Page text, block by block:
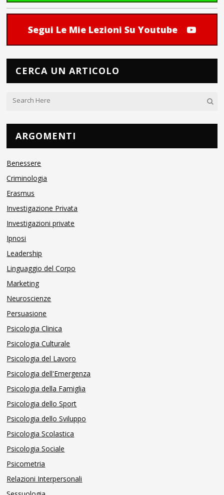
Segui Le Mie Lezioni Su Youtube
CERCA UN ARTICOLO
ARGOMENTI
Benessere
Criminologia
Erasmus
Investigazione Privata
Investigazioni private
Ipnosi
Leadership
Linguaggio del Corpo
Marketing
Neuroscienze
Persuasione
Psicologia Clinica
Psicologia Culturale
Psicologia del Lavoro
Psicologia dell'Emergenza
Psicologia della Famiglia
Psicologia dello Sport
Psicologia dello Sviluppo
Psicologia Scolastica
Psicologia Sociale
Psicometria
Relazioni Interpersonali